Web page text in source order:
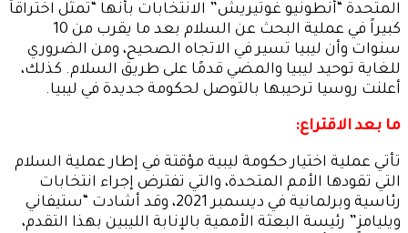
المتحدة “أنطونيو غوتيريش” الانتخابات بأنها “تمثل اختراقاً
كبيراً في عملية البحث عن السلام بعد ما يقرب من 10
سنوات وأن ليبيا تسير في الاتجاه الصحيح، ومن الضروري
للغاية توحيد ليبيا والمضي قدمًا على طريق السلام. كذلك،
أعلنت روسيا ترحيبها بالتوصل لحكومة جديدة في ليبيا.
ما بعد الاقتراع:
تأتي عملية اختيار حكومة ليبية مؤقتة في إطار عملية السلام
التي تقودها الأمم المتحدة، والتي تفترض إجراء انتخابات
رئاسية وبرلمانية في ديسمبر 2021، وقد أشادت “ستيفاني
ويليامز” رئيسة البعثة الأممية بالإنابة الليبين بهذا التقدم،